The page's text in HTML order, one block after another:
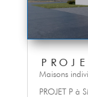
Maisons
PROJET P à